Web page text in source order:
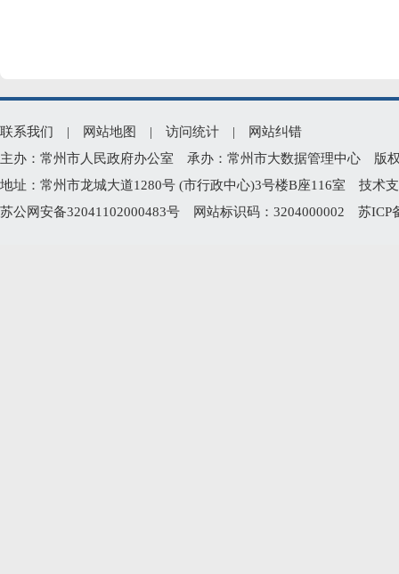
联系我们 | 网站地图 | 访问统计 |
网站纠错
主办：常州市人民政府办公室 承办：常州市大数据管理中心 版
地址：常州市龙城大道1280号 (市行政中心)3号楼B座116室 技术
苏公网安备32041102000483号 网站标识码：3204000002 苏ICP